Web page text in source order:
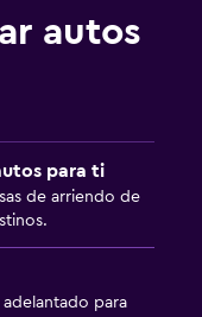
autos
para ti
de arriendo de
para